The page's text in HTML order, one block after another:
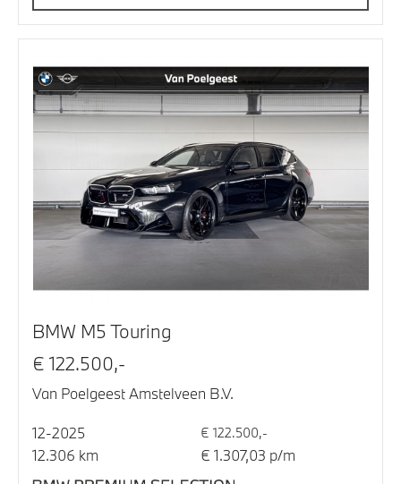
BMW M5 Touring
€ 122.500,-
Van Poelgeest Amstelveen B.V.
12-2025 € 122.500,-
12.306 km € 1.307,03 p/m